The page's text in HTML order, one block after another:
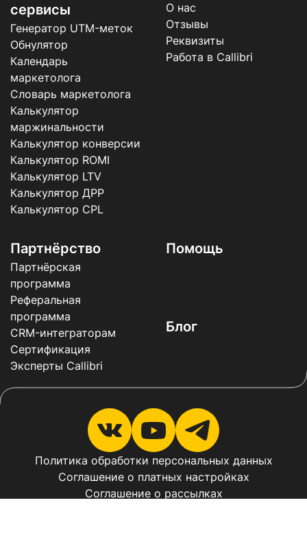
сервисы
Генератор UTM-меток
Обнулятор
Календарь
маркетолога
Словарь маркетолога
Калькулятор
маржинальности
Калькулятор конверсии
Калькулятор ROMI
Калькулятор LTV
Калькулятор ДРР
Калькулятор CPL
Блог
Помощь
О нас
Отзывы
Реквизиты
Работа в Callibri
Партнёрство
Партнёрская
программа
Реферальная
программа
CRM-интеграторам
Сертификация
Эксперты Callibri
Политика обработки персональных данных
Соглашение о платных настройках
Соглашение о рассылках